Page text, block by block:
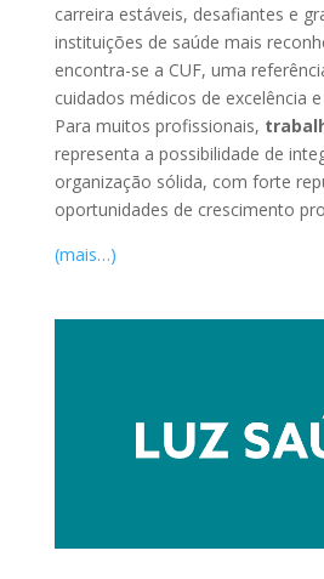
carreira estáveis, desafiantes e
instituições de saúde mais
encontra-se a CUF, uma
cuidados médicos de excelência
Para muitos profissionais,
representa a possibilidade de
organização sólida, com forte
oportunidades de crescimento
(mais…)